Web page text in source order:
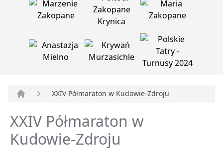
XXIV Półmaraton w Kudowie-Zdroju
XXIV Półmaraton w
Kudowie-Zdroju